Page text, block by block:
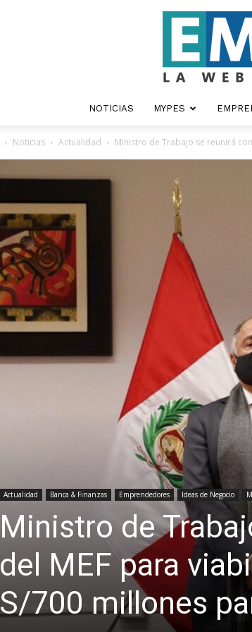
NOTICIAS MYPES
Noticias Actualidad Ministro de Trabajo se reunirá
Actualidad Banca & Finanzas Emprendedores Ideas de Negocio
Ministro de
del MEF para
S/700 millones